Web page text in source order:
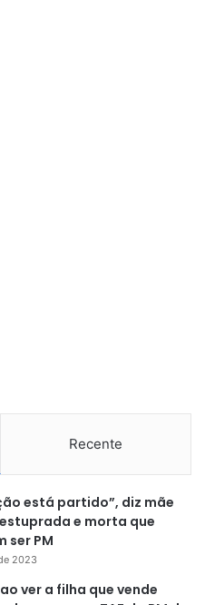
Recente
está partido”, diz mãe
e morta que
ser PM
2023
ver a filha que vende